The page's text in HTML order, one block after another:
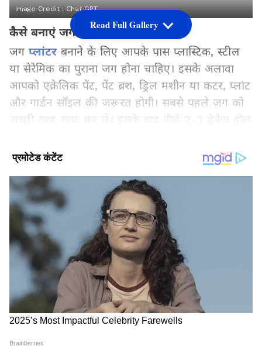
Image Credit :Chat GPT
कैसे बनाएं जग प्लांटर
जग प्लांटर बनाने के लिए आपके पास प्लास्टिक, स्टील
या सेरेमिक का पुराना जग होना चाहिए। इसके अलावा
आपको एक्रेलिक पेंट, पेंट ब्रश, ड्रिल मशीन या कटर, प्लांट
और गार्डन सॉइल की जरूरत होगी। सबसे पहले जग को
अच्छी तरह साफ कर लें। इसके बाद नीचे 2-3 ड्रेनेज होल
जग को अपनी पसंद के रंग से पेंट करें। आप फ्लोरल,
स्टोन्स डालें, फिर गार्डन सॉइल भरें और अपनी पसंद का
पौधा लगाएं। आपका खूबसूरत DIY जग प्लांटर तैयार हो
जाएगा।
और पढ़ें-Trunk planters: दादी नानी के पुराने
बक्से से ऐसे बनाएं गार्डन प्लांटर
Add Asianetnews Hindi as a Preferred
Source
2
Read Full Gallery